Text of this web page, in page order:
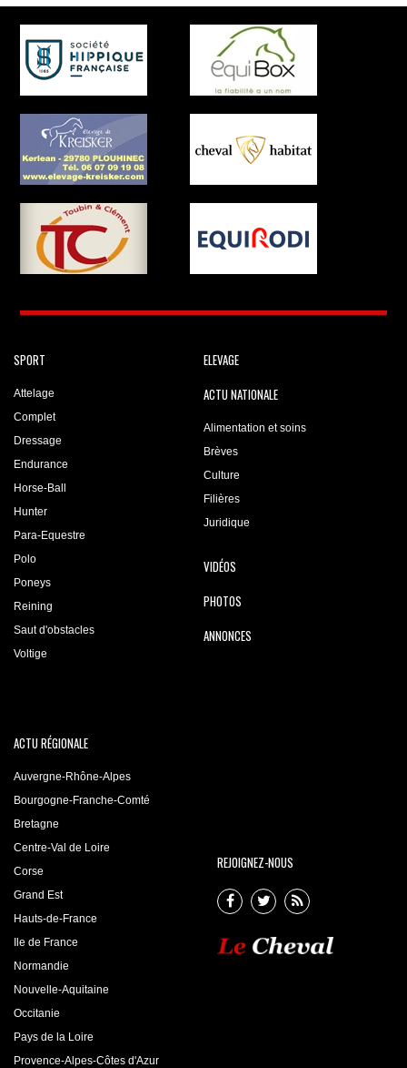
SPORT
Attelage
Complet
Dressage
Endurance
Horse-Ball
Hunter
Para-Equestre
Polo
Poneys
Reining
Saut d'obstacles
Voltige
ELEVAGE
ACTU NATIONALE
Alimentation et soins
Brèves
Culture
Filières
Juridique
VIDÉOS
PHOTOS
ANNONCES
ACTU RÉGIONALE
Auvergne-Rhône-Alpes
Bourgogne-Franche-Comté
Bretagne
Centre-Val de Loire
Corse
Grand Est
Hauts-de-France
Ile de France
Normandie
Nouvelle-Aquitaine
Occitanie
Pays de la Loire
Provence-Alpes-Côtes d'Azur
REJOIGNEZ-NOUS